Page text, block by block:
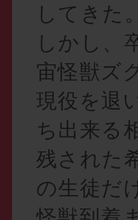
してきた。
しかし、
宙怪獣ズ
現役を退
ち出来る
残された
の生徒だ